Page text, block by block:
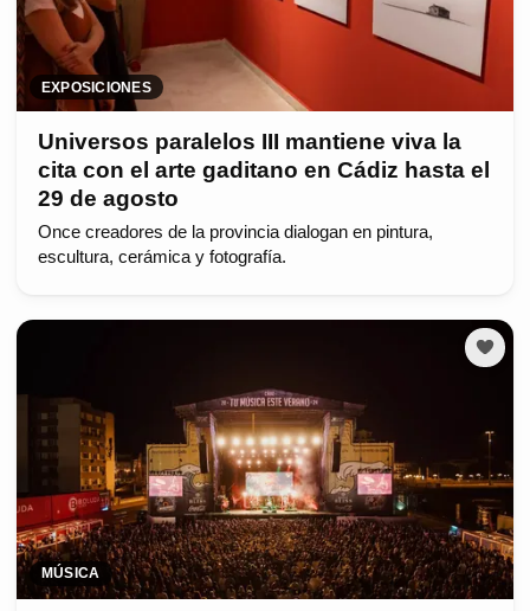
EXPOSICIONES
Universos paralelos III mantiene viva la
cita con el arte gaditano en Cádiz hasta el
29 de agosto
Once creadores de la provincia dialogan en pintura,
escultura, cerámica y fotografía.
MÚSICA